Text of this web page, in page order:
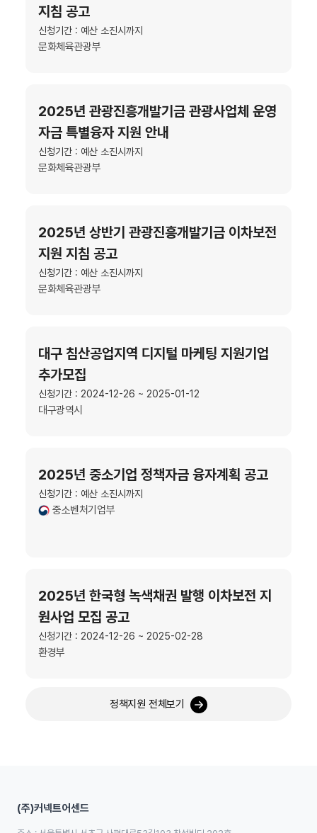
지침 공고
신청기간 : 예산 소진시까지
문화체육관광부
2025년 관광진흥개발기금 관광사업체 운영
자금 특별융자 지원 안내
신청기간 : 예산 소진시까지
문화체육관광부
2025년 상반기 관광진흥개발기금 이차보전
지원 지침 공고
신청기간 : 예산 소진시까지
문화체육관광부
대구 침산공업지역 디지털 마케팅 지원기업
추가모집
신청기간 : 2024-12-26 ~ 2025-01-12
대구광역시
2025년 중소기업 정책자금 융자계획 공고
신청기간 : 예산 소진시까지
중소벤처기업부
2025년 한국형 녹색채권 발행 이차보전 지
원사업 모집 공고
신청기간 : 2024-12-26 ~ 2025-02-28
환경부
정책지원 전체보기
(주)커넥트어센드